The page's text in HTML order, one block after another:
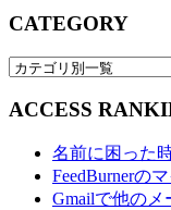
CATEGORY
ACCESS
名前に困った
FeedBurnerの
Gmailで他のメ